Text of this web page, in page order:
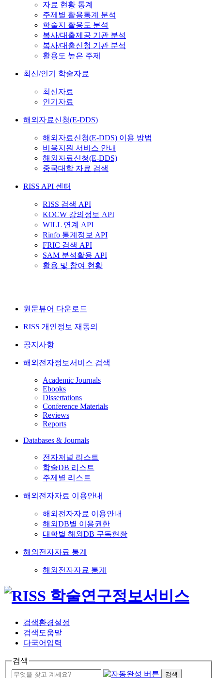
자료 현황 통계
주제별 활용통계 분석
학술지 활용도 분석
복사/대출제공 기관 분석
복사/대출신청 기관 분석
활용도 높은 주제
최신/인기 학술자료
최신자료
인기자료
해외자료신청(E-DDS)
해외자료신청(E-DDS) 이용 방법
비용지원 서비스 안내
해외자료신청(E-DDS)
중국대학 자료 검색
RISS API 센터
RISS 검색 API
KOCW 강의정보 API
WILL 연계 API
Rinfo 통계정보 API
FRIC 검색 API
SAM 분석활용 API
활용 및 참여 현황
원문뷰어 다운로드
RISS 개인정보 재동의
공지사항
해외전자정보서비스 검색
Academic Journals
Ebooks
Dissertations
Conference Materials
Reviews
Reports
Databases & Journals
전자저널 리스트
학술DB 리스트
주제별 리스트
해외전자자료 이용안내
해외전자자료 이용안내
해외DB별 이용권한
대학별 해외DB 구독현황
해외전자자료 통계
해외전자자료 통계
검색환경설정
검색도움말
다국어입력
검색
검색